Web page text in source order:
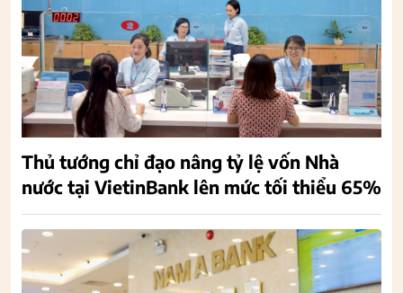
Thủ tướng chỉ đạo nâng tỷ lệ vốn Nhà
nước tại VietinBank lên mức tối thiểu 65%